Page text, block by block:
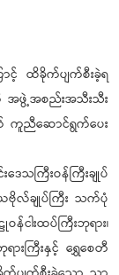
ာင့် ထိခိုက်ပျက်စီးခဲ့ရ
ကို အဖွဲ့အစည်းအသီးသီး
ကူညီဆောင်ရွက်ပေး
သကြီးဝန်ကြီးချုပ်
ယဗိုလ်ချုပ်ကြီး သက်ပုံ
ါးထပ်ကြီးဘုရား၊
ားကြီးနှင့် ရွှေစေတီ